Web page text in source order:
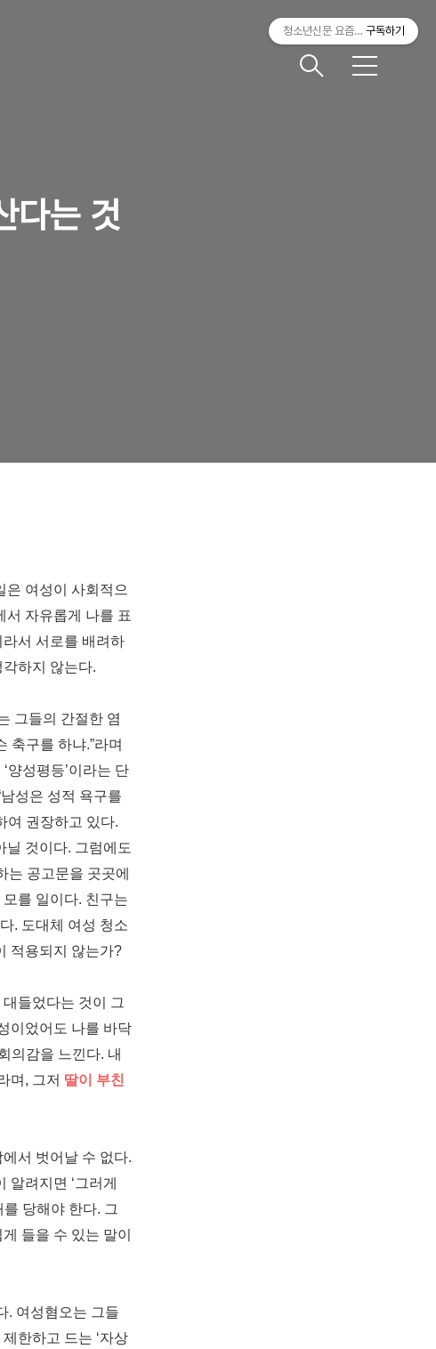
메
다는 것
은 여성이 사회적으
서 자유롭게 나를 표
서 서로를 배려하
각하지 않는다.
그들의 간절한 염
축구를 하냐.”라며
‘양성평등’이라는 단
남성은 성적 욕구를
여 권장하고 있다.
닐 것이다. 그럼에도
는 공고문을 곳곳에
모를 일이다. 친구는
. 도대체 여성 청소
적용되지 않는가?
들었다는 것이 그
이었어도 나를 바닥
의감을 느낀다. 내
며 , 그저 딸이
부친
서 벗어날 수 없다.
알려지면 ‘그러게
를 당해야 한다. 그
들을 수 있는 말이
. 여성혐오는 그들
한하고 드는 ‘자상
청소년신문 요즘것들구독하기